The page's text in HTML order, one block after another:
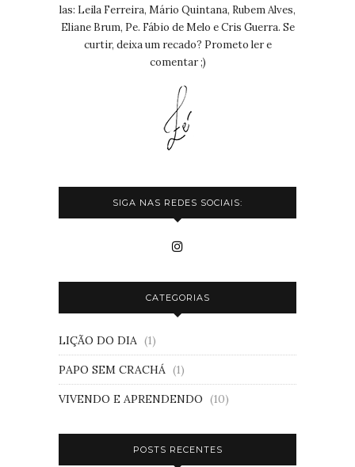
las: Leila Ferreira, Mário Quintana, Rubem Alves,
Eliane Brum, Pe. Fábio de Melo e Cris Guerra. Se
curtir, deixa um recado? Prometo ler e
comentar ;)
SIGA NAS REDES SOCIAIS:
CATEGORIAS
LIÇÃO DO DIA (1)
PAPO SEM CRACHÁ (1)
VIVENDO E APRENDENDO (10)
POSTS RECENTES